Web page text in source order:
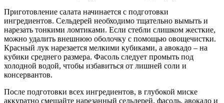
Приготовление салата начинается с подготовки
ингредиентов. Сельдерей необходимо тщательно вымыть и
нарезать тонкими ломтиками. Если стебли слишком жесткие,
можно удалить внешнюю оболочку с помощью овощечистки.
Красный лук нарезается мелкими кубиками, а авокадо – на
кубики среднего размера. Фасоль следует промыть под
холодной водой, чтобы избавиться от лишней соли и
консервантов.
После подготовки всех ингредиентов, в глубокой миске
аккуратно смешайте нарезанный сельдерей, фасоль, авокадо и